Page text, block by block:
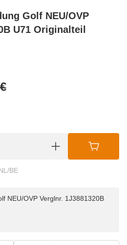
Golf NEU/OVP
U71 Originalteil
BE
NEU/OVP Verglnr. 1J3881320B